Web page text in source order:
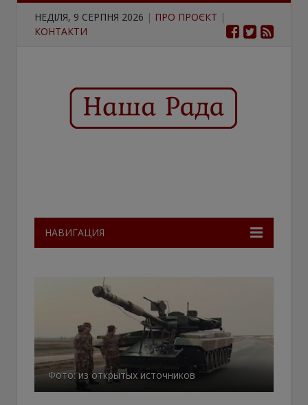
НЕДІЛЯ, 9 СЕРПНЯ 2026 | ПРО ПРОЄКТ |
КОНТАКТИ
НАВИГАЦИЯ
Фото: из открытых источников